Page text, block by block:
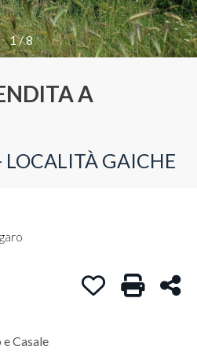
1/8
A
GAICHE
Stampa:
Preferiti: Cod.
Casale